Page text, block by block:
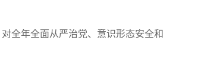
全年全面从严治党、意识形态安全和